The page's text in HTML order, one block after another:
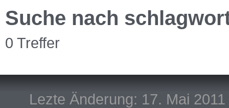
Suche nach
0 Treffer
Lezte Änderung: 17. Mai